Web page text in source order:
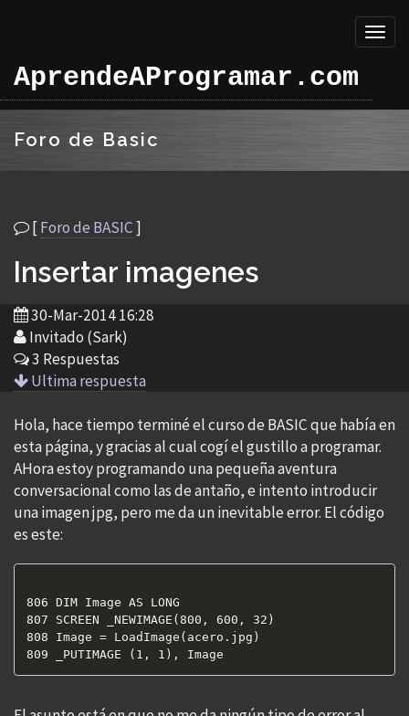
AprendeAProgramar.com
Foro de Basic
[Foro de BASIC]
Insertar imagenes
30-Mar-2014 16:28
Invitado (Sark)
3 Respuestas
Ultima respuesta
Hola, hace tiempo terminé el curso de BASIC que había en
esta página, y gracias al cual cogí el gustillo a programar.
AHora estoy programando una pequeña aventura
conversacional como las de antaño, e intento introducir
una imagen jpg, pero me da un inevitable error. El código
es este:
806 DIM Image AS LONG
807 SCREEN _NEWIMAGE(800, 600, 32)
808 Image = LoadImage(acero.jpg)